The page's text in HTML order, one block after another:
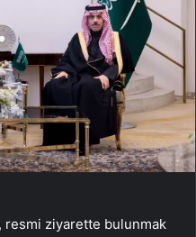
resmi ziyarette bulunmak